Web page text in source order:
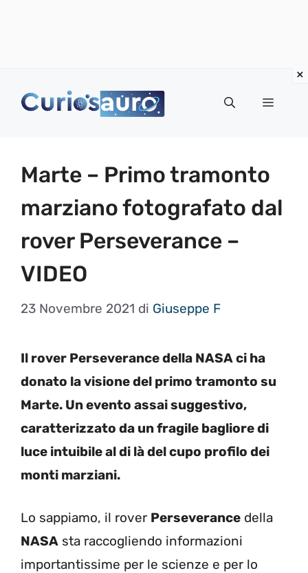
Menu
Marte – Primo tramonto
marziano fotografato dal
rover Perseverance –
VIDEO
23 Novembre 2021 di Giuseppe F
Il rover Perseverance della NASA ci ha
donato la visione del primo tramonto su
Marte. Un evento assai suggestivo,
caratterizzato da un fragile bagliore di
luce intuibile al di là del cupo profilo dei
monti marziani.
Lo sappiamo, il rover Perseverance della
NASA sta raccogliendo informazioni
importantissime per le scienze e per lo